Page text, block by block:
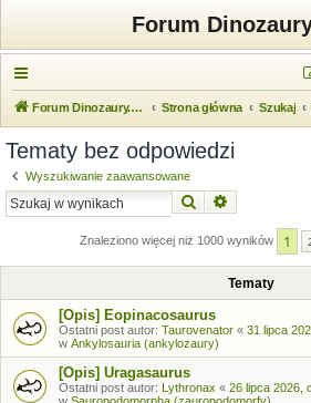
Forum
Forum Dinozaury.com Strona główna Szukaj
Tematy bez odpowiedzi
Wyszukiwanie zaawansowane
Szukaj
Znaleziono więcej niż 1000 wyników 1
Tematy
[Opis] Eopinacosaurus
Ostatni post autor: Taurovenator « 31 lipca
w Ankylosauria (ankylozaury)
[Opis] Uragasaurus
Ostatni post autor: Lythronax « 26 lipca 2026,
w Sauropodomorpha (zauropodomorfy)